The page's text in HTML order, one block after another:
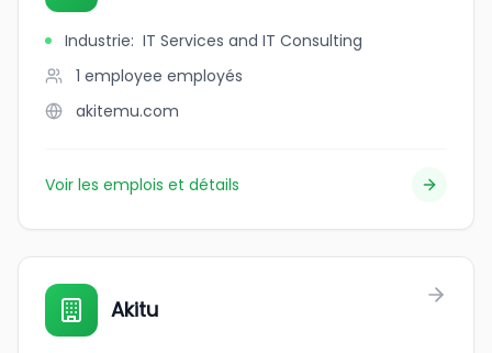
Industrie: IT Services and IT Consulting
1 employee employés
akitemu.com
Voir les emplois et détails
Akitu